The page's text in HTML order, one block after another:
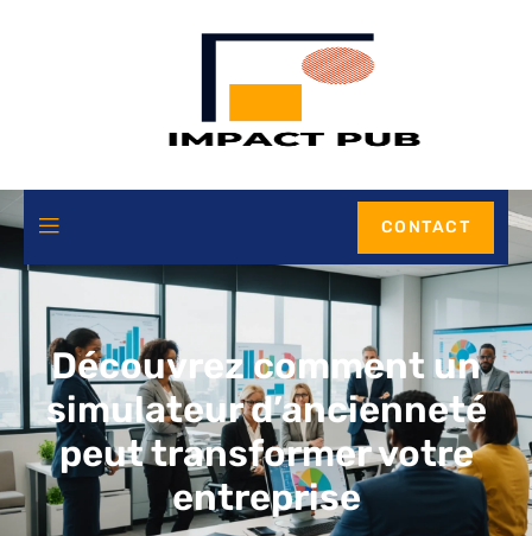
CONTACT
Découvrez comment un
simulateur d’ancienneté
peut transformer votre
entreprise